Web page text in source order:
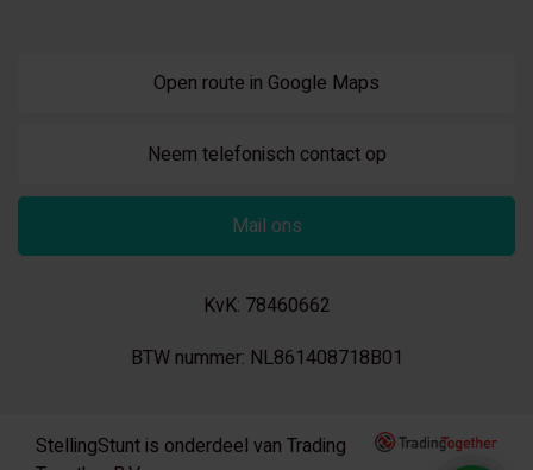
Open route in Google Maps
Neem telefonisch contact op
Mail ons
KvK: 78460662
BTW nummer: NL861408718B01
StellingStunt is onderdeel van Trading